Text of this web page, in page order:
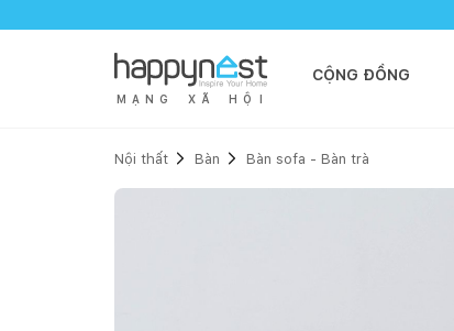
M Ạ N G X Ã H Ộ I
CỘNG ĐỒNG
Nội thất Bàn Bàn sofa - Bàn trà